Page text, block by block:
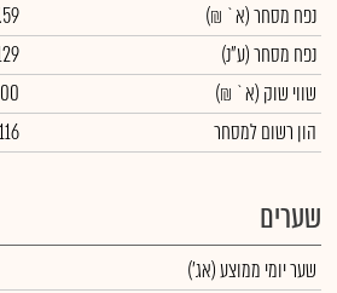
נפח מסחר(א` ₪)
נפח מסחר(ע"נ)
שווי שוק (א` ₪)
הון רשום למסחר
שערים
שער יומי ממוצע(אג')